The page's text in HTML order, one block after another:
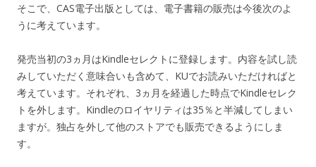
そこで、CAS電子出版としては、電子書籍の販売は今後次のよ
うに考えています。
発売当初の3ヵ月はKindleセレクトに登録します。内容を試し読
みしていただく意味合いも含めて、KUでお読みいただければと
考えています。それぞれ、3ヵ月を経過した時点でKindleセレク
トを外します。Kindleのロイヤリティは35％と半減してしまい
ますが。独占を外して他のストアでも販売できるようにしま
す。